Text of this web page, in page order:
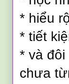
* hiểu
* tiết
* và
chưa